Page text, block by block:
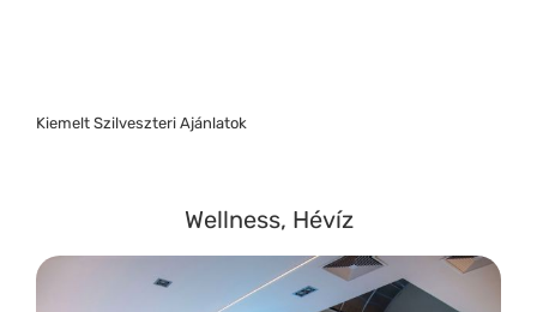
Kiemelt Szilveszteri Ajánlatok
Wellness, Hévíz